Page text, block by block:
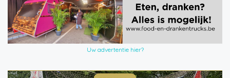
Uw advertentie hier?